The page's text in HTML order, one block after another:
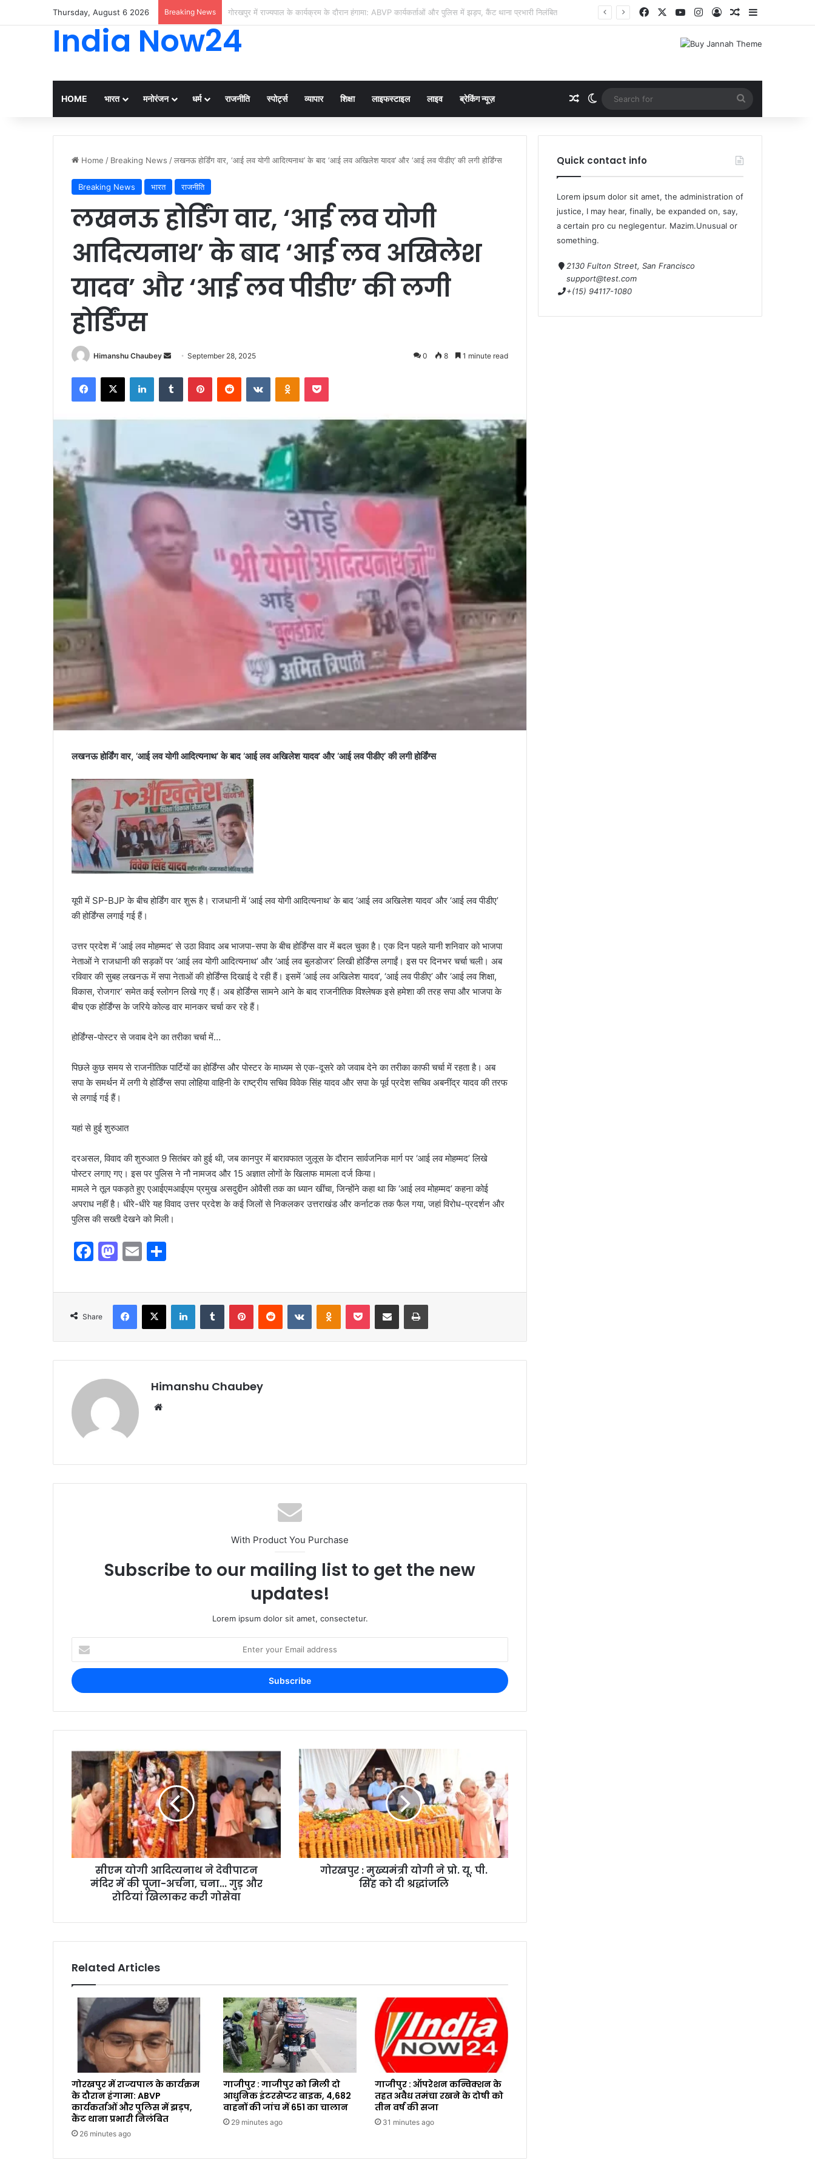
Thursday, August 6 2026 Breaking News गाजीपुर : गाजीपुर को मिली दो आधुनिक इंटरसेप्टर बाइक, 4,682 वाहनों की जांच में 651 का चालान
India Now24
HOME भारत मनोरंजन धर्म राजनीति स्पोर्ट्स व्यापार शिक्षा लाइफस्टाइल लाइव ब्रेकिंग न्यूज़
Home / Breaking News /लखनऊ होर्डिंग वार, ‘आई लव योगी आदित्यनाथ’ के बाद ‘आई लव अखिलेश यादव’ और ‘आई लव पीडीए’ की लगी होर्डिंग्स
Breaking News भारत राजनीति
लखनऊ होर्डिंग वार, ‘आई लव योगी
आदित्यनाथ’ के बाद ‘आई लव अखिलेश
यादव’ और ‘आई लव पीडीए’ की लगी
होर्डिंग्स
Himanshu Chaubey September 28, 2025 0 8 1 minute read
लखनऊ होर्डिंग वार, ‘आई लव योगी आदित्यनाथ’ के बाद ‘आई लव अखिलेश यादव’ और ‘आई लव पीडीए’ की लगी होर्डिंग्स
यूपी में SP-BJP के बीच होर्डिंग वार शुरू है। राजधानी में ‘आई लव योगी आदित्यनाथ’ के बाद ‘आई लव अखिलेश यादव’ और ‘आई लव पीडीए’
की होर्डिंग्स लगाई गई हैं।
उत्तर प्रदेश में ‘आई लव मोहम्मद’ से उठा विवाद अब भाजपा-सपा के बीच होर्डिंग्स वार में बदल चुका है। एक दिन पहले यानी शनिवार को भाजपा
नेताओं ने राजधानी की सड़कों पर ‘आई लव योगी आदित्यनाथ’ और ‘आई लव बुलडोजर’ लिखी होर्डिंग्स लगाईं। इस पर दिनभर चर्चा चली। अब
रविवार की सुबह लखनऊ में सपा नेताओं की होर्डिंग्स दिखाई दे रही हैं। इसमें ‘आई लव अखिलेश यादव’, ‘आई लव पीडीए’ और ‘आई लव शिक्षा,
विकास, रोजगार’ समेत कई स्लोगन लिखे गए हैं। अब होर्डिंग्स सामने आने के बाद राजनीतिक विश्लेषक इसे हमेशा की तरह सपा और भाजपा के
बीच एक होर्डिंग्स के जरिये कोल्ड वार मानकर चर्चा कर रहे हैं।
होर्डिंग्स-पोस्टर से जवाब देने का तरीका चर्चा में…
पिछले कुछ समय से राजनीतिक पार्टियों का होर्डिंग्स और पोस्टर के माध्यम से एक-दूसरे को जवाब देने का तरीका काफी चर्चा में रहता है। अब
सपा के समर्थन में लगी ये होर्डिंग्स सपा लोहिया वाहिनी के राष्ट्रीय सचिव विवेक सिंह यादव और सपा के पूर्व प्रदेश सचिव अबनींद्र यादव की तरफ
से लगाई गई हैं।
यहां से हुई शुरुआत
दरअसल, विवाद की शुरुआत 9 सितंबर को हुई थी, जब कानपुर में बारावफात जुलूस के दौरान सार्वजनिक मार्ग पर ‘आई लव मोहम्मद’ लिखे
पोस्टर लगाए गए। इस पर पुलिस ने नौ नामजद और 15 अज्ञात लोगों के खिलाफ मामला दर्ज किया।
मामले ने तूल पकड़ते हुए एआईएमआईएम प्रमुख असदुद्दीन ओवैसी तक का ध्यान खींचा, जिन्होंने कहा था कि ‘आई लव मोहम्मद’ कहना कोई
अपराध नहीं है। धीरे-धीरे यह विवाद उत्तर प्रदेश के कई जिलों से निकलकर उत्तराखंड और कर्नाटक तक फैल गया, जहां विरोध-प्रदर्शन और
पुलिस की सख्ती देखने को मिली।
F
c
e
o
o
k
M
st
o
d
o
n
E
ai
l
ar
e
Share
Himanshu Chaubey
With Product You Purchase
Subscribe to our mailing list to get the new
updates!
Lorem ipsum dolor sit amet, consectetur.
सीएम योगी आदित्यनाथ ने देवीपाटन
मंदिर में की पूजा-अर्चना, चना... गुड़ और
रोटियां खिलाकर करी गोसेवा
गोरखपुर : मुख्यमंत्री योगी ने प्रो. यू. पी.
सिंह को दी श्रद्धांजलि
Related Articles
गोरखपुर में राज्यपाल के कार्यक्रम
के दौरान हंगामा: ABVP
कार्यकर्ताओं और पुलिस में झड़प,
कैंट थाना प्रभारी निलंबित
26 minutes ago
गाजीपुर : गाजीपुर को मिली दो
आधुनिक इंटरसेप्टर बाइक, 4,682
वाहनों की जांच में 651 का चालान
29 minutes ago
गाजीपुर : ऑपरेशन कन्विक्शन के
तहत अवैध तमंचा रखने के दोषी को
तीन वर्ष की सजा
31 minutes ago
Quick contact info
Lorem ipsum dolor sit amet, the administration of
justice, I may hear, finally, be expanded on, say,
a certain pro cu neglegentur. Mazim.Unusual or
something.
2130 Fulton Street, San Francisco
support@test.com
+(15) 94117-1080